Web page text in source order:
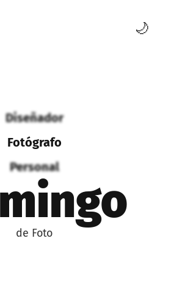
Diseñador
Fotógrafo
Personal
de Foto
🌙